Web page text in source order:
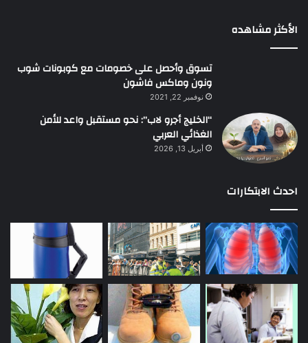
الأكثر مشاهده
تسوق وأحصل على خصومات مع كوبونات شوب
ونون وماكس فاشون
نوفمبر 22, 2021
“الخليج أجرو لاب”: نحو مستقبل واعد للأمن
الغذائي العربي
أبريل 13, 2026
احدث الابتكارات